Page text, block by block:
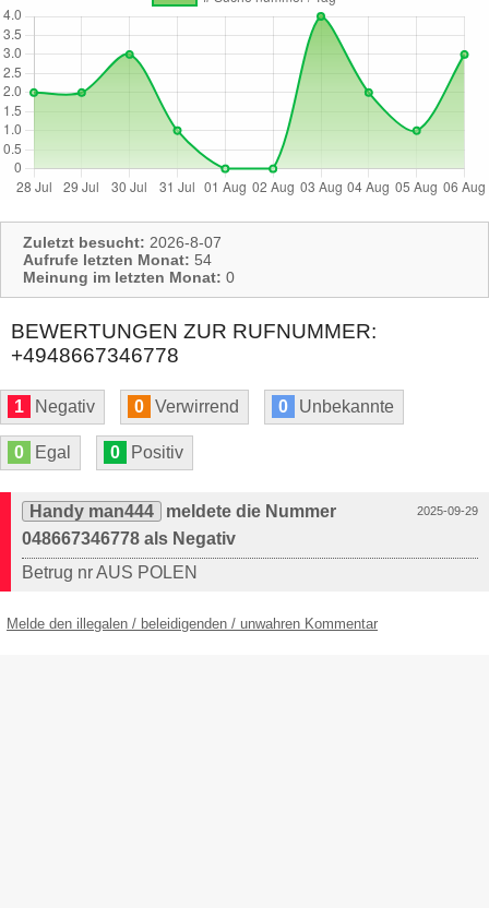
Zuletzt besucht: 2026-8-07
Aufrufe letzten Monat: 54
Meinung im letzten Monat: 0
BEWERTUNGEN ZUR RUFNUMMER:
+4948667346778
1 Negativ 0 Verwirrend 0 Unbekannte
0 Egal 0 Positiv
2025-09-29
Handy man444
meldete die Nummer
048667346778 als Negativ
Betrug nr AUS POLEN
Melde den illegalen / beleidigenden / unwahren Kommentar